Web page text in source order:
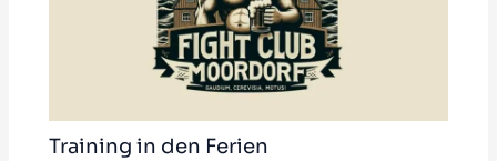
Training in den Ferien